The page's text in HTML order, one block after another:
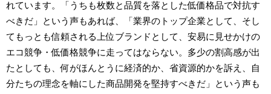
れています。「うちも枚数と品質を落とした低価格品で対抗す
べきだ」という声もあれば、「業界のトップ企業として、そし
てもっとも信頼される上位ブランドとして、安易に見せかけの
エコ競争・低価格競争に走ってはならない。多少の割高感が出
たとしても、何がほんとうに経済的か、省資源的かを訴え、自
分たちの理念を軸にした商品開発を堅持すべきだ」という声も